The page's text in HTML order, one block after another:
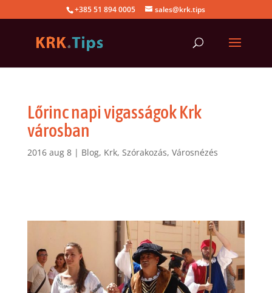
+385 51 894 0005 sales@krk.tips
Lőrinc napi vigasságok Krk
városban
2016 aug 8| Blog, Krk, Szórakozás, Városnézés